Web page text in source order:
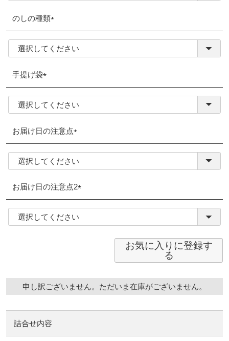
のしの種類
(必
須)
手提げ袋
(必
須)
お届け日の注意点
(必
須)
お届け日の注意点2
(必
須)
お気に入りに登録す
る
申し訳ございません。ただいま在庫がございません。
詰合せ内容